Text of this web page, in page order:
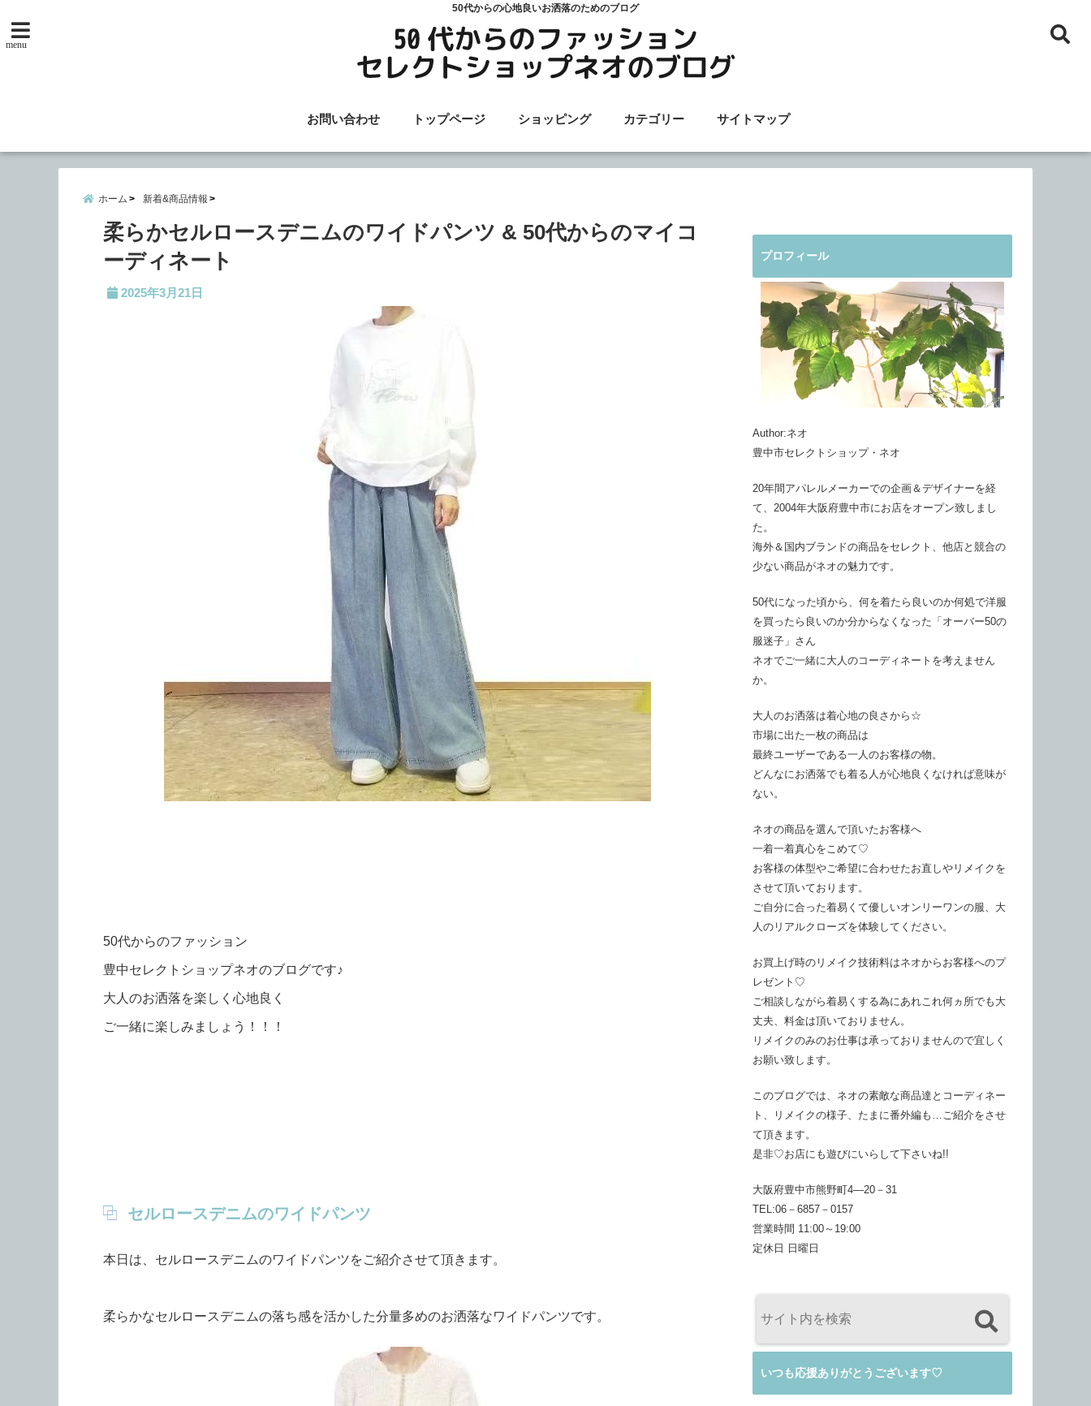
50代からの心地良いお洒落のためのブログ
menu
お問い合わせ トップページ ショッピング カテゴリー サイトマップ
ホーム 新着&商品情報
柔らかセルロースデニムのワイドパンツ & 50代からのマイコ
ーディネート
2025年3月21日
50代からのファッション
豊中セレクトショップネオのブログです♪
大人のお洒落を楽しく心地良く
ご一緒に楽しみましょう！！！
セルロースデニムのワイドパンツ
本日は、セルロースデニムのワイドパンツをご紹介させて頂きます。
柔らかなセルロースデニムの落ち感を活かした分量多めのお洒落なワイドパンツです。
プロフィール
Author:ネオ
豊中市セレクトショップ・ネオ
20年間アパレルメーカーでの企画＆デザイナーを経
て、2004年大阪府豊中市にお店をオープン致しまし
た。
海外＆国内ブランドの商品をセレクト、他店と競合の
少ない商品がネオの魅力です。
50代になった頃から、何を着たら良いのか何処で洋服
を買ったら良いのか分からなくなった「オーバー50の
服迷子」さん
ネオでご一緒に大人のコーディネートを考えません
か。
大人のお洒落は着心地の良さから☆
市場に出た一枚の商品は
最終ユーザーである一人のお客様の物。
どんなにお洒落でも着る人が心地良くなければ意味が
ない。
ネオの商品を選んで頂いたお客様へ
一着一着真心をこめて♡
お客様の体型やご希望に合わせたお直しやリメイクを
させて頂いております。
ご自分に合った着易くて優しいオンリーワンの服、大
人のリアルクローズを体験してください。
お買上げ時のリメイク技術料はネオからお客様へのプ
レゼント♡
ご相談しながら着易くする為にあれこれ何ヵ所でも大
丈夫、料金は頂いておりません。
リメイクのみのお仕事は承っておりませんので宜しく
お願い致します。
このブログでは、ネオの素敵な商品達とコーディネー
ト、リメイクの様子、たまに番外編も…ご紹介をさせ
て頂きます。
是非♡お店にも遊びにいらして下さいね!!
大阪府豊中市熊野町4―20－31
TEL:06－6857－0157
営業時間 11:00～19:00
定休日 日曜日
いつも応援ありがとうございます♡